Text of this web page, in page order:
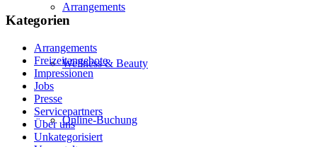
Arrangements
Wellness & Beauty
Online-Buchung
Kategorien
Arrangements
Freizeitangebote
Impressionen
Jobs
Presse
Servicepartners
Über uns
Unkategorisiert